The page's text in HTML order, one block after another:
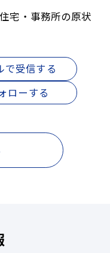
宅・事務所の原状
で受信する
ローする